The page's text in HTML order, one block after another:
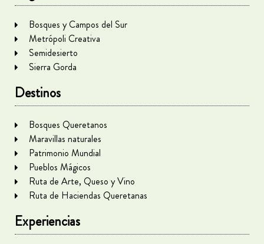
Bosques y Campos del Sur
Metrópoli Creativa
Semidesierto
Sierra Gorda
Destinos
Bosques Queretanos
Maravillas naturales
Patrimonio Mundial
Pueblos Mágicos
Ruta de Arte, Queso y Vino
Ruta de Haciendas Queretanas
Experiencias